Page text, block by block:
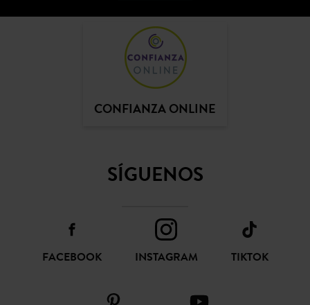
CONFIANZA ONLINE
SÍGUENOS
FACEBOOK INSTAGRAM TIKTOK